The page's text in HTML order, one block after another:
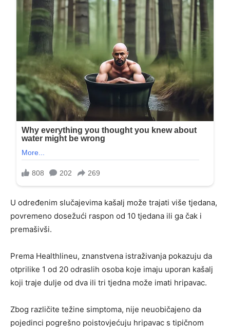
U određenim slučajevima kašalj može trajati više tjedana,
povremeno dosežući raspon od 10 tjedana ili ga čak i
premašivši.
Prema Healthlineu, znanstvena istraživanja pokazuju da
otprilike 1 od 20 odraslih osoba koje imaju uporan kašalj
koji traje dulje od dva ili tri tjedna može imati hripavac.
Zbog različite težine simptoma, nije neuobičajeno da
pojedinci pogrešno poistovjećuju hripavac s tipičnom